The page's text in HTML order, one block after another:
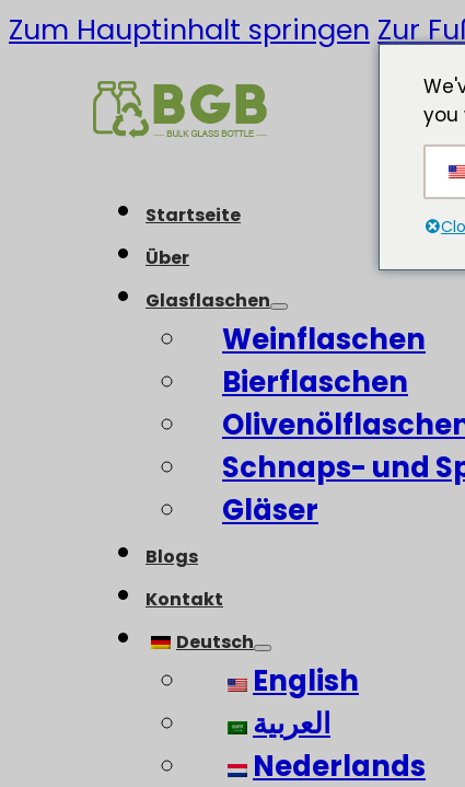
Zum Hauptinhalt springen Zur
Startseite
Über
Glasflaschen
Weinflaschen
Bierflaschen
Schnaps- und
Gläser
Blogs
Kontakt
Deutsch
English
العربية
Nederlands
you